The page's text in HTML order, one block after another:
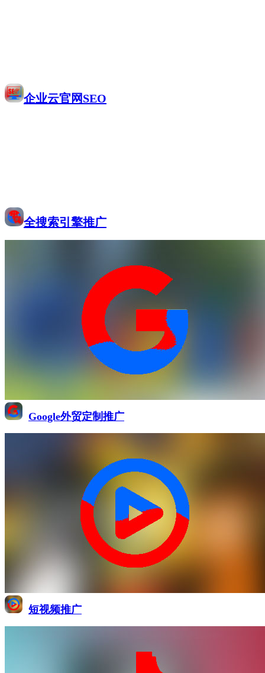
企业云官网SEO
全搜索引擎推广
Google外贸定制推广
短视频推广